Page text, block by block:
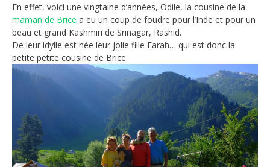
En effet, voici une vingtaine d’années, Odile, la cousine de la
maman de Brice a eu un coup de foudre pour l’Inde et pour un
beau et grand Kashmiri de Srinagar, Rashid.
De leur idylle est née leur jolie fille Farah… qui est donc la
petite petite cousine de Brice.